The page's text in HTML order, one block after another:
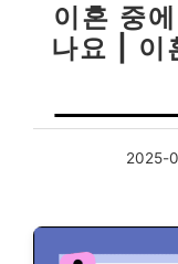
이혼 중
나요 | 이
2025-